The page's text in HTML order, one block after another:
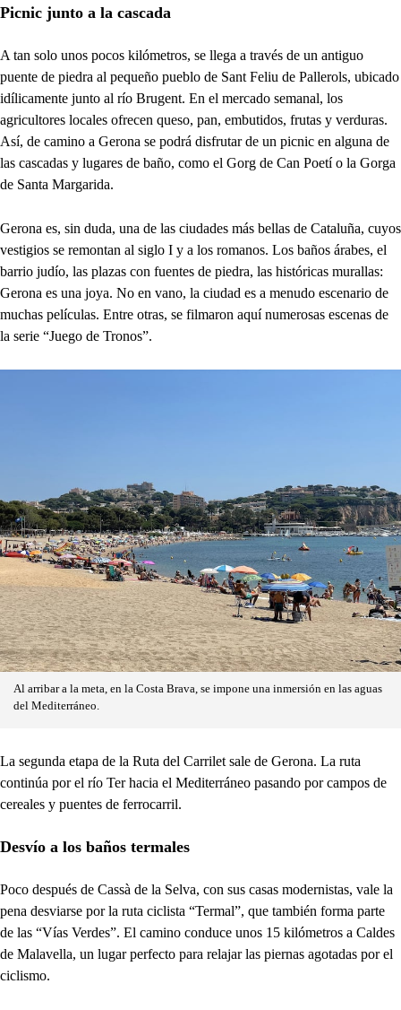
Picnic junto a la cascada
A tan solo unos pocos kilómetros, se llega a través de un antiguo
puente de piedra al pequeño pueblo de Sant Feliu de Pallerols, ubicado
idílicamente junto al río Brugent. En el mercado semanal, los
agricultores locales ofrecen queso, pan, embutidos, frutas y verduras.
Así, de camino a Gerona se podrá disfrutar de un picnic en alguna de
las cascadas y lugares de baño, como el Gorg de Can Poetí o la Gorga
de Santa Margarida.
Gerona es, sin duda, una de las ciudades más bellas de Cataluña, cuyos
vestigios se remontan al siglo I y a los romanos. Los baños árabes, el
barrio judío, las plazas con fuentes de piedra, las históricas murallas:
Gerona es una joya. No en vano, la ciudad es a menudo escenario de
muchas películas. Entre otras, se filmaron aquí numerosas escenas de
la serie “Juego de Tronos”.
Al arribar a la meta, en la Costa Brava, se impone una inmersión en las aguas
del Mediterráneo.
La segunda etapa de la Ruta del Carrilet sale de Gerona. La ruta
continúa por el río Ter hacia el Mediterráneo pasando por campos de
cereales y puentes de ferrocarril.
Desvío a los baños termales
Poco después de Cassà de la Selva, con sus casas modernistas, vale la
pena desviarse por la ruta ciclista “Termal”, que también forma parte
de las “Vías Verdes”. El camino conduce unos 15 kilómetros a Caldes
de Malavella, un lugar perfecto para relajar las piernas agotadas por el
ciclismo.